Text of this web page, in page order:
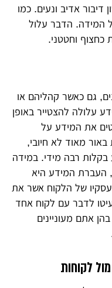
דיבור אדיב ונעים. כמו
המידה. הדבר עלול
כחצוף וחטטני.
גם כאשר קהליהם או
עלולה להצטייר באופן
את המידע על
מאוד לא חיובי,
רבה מידי. במידה
העברת המידע היא
של הלקוח אשר את
לדבר עם לקוח אחד
אתם מעוניינים
לקוחות